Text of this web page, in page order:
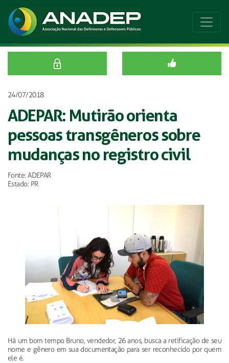
24/07/2018
ADEPAR: Mutirão orienta
pessoas transgêneros sobre
mudanças no registro civil
Fonte: ADEPAR
Estado: PR
Há um bom tempo Bruno, vendedor, 26 anos, busca a retificação de seu
nome e gênero em sua documentação para ser reconhecido por quem
ele é.